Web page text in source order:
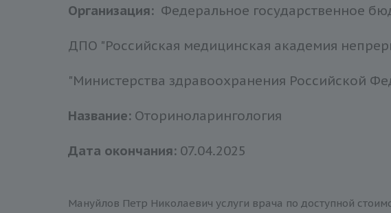
Организация: Федеральное государственное
ДПО "Российская медицинская академия
"Министерства здравоохранения Российской
Название: Оториноларингология
Дата окончания: 07.04.2025
Мануйлов Петр Николаевич услуги врача по доступной